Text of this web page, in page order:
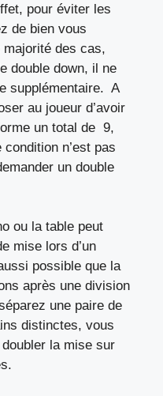
pour éviter les
de bien vous
majorité des cas,
double down, il ne
supplémentaire. A
au joueur d’avoir
un total de 9,
n’est pas
un double
ou la table peut
mise lors d’un
possible que la
après une division
une paire de
distinctes, vous
la mise sur